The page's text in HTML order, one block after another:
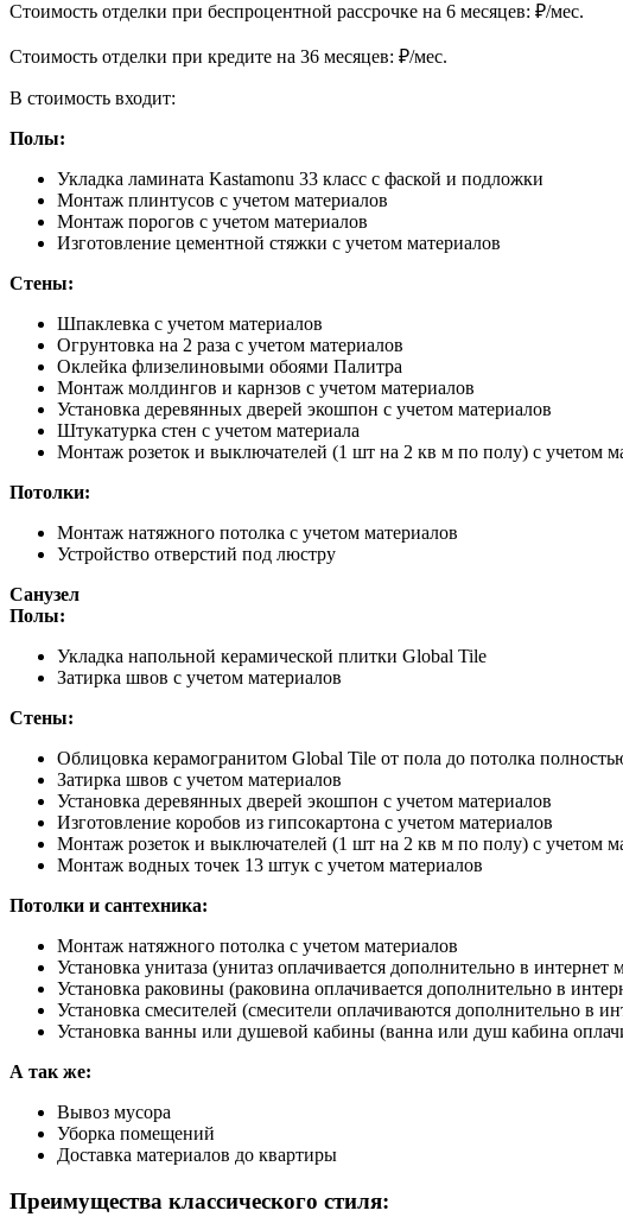
Cтоимость отделки при беспроцентной рассрочке на 6 месяцев: ₽/мес.
Cтоимость отделки при кредите на 36 месяцев: ₽/мес.
В стоимость входит:
Полы:
Укладка ламината Kastamonu 33 класс с фаской и подложки
Монтаж плинтусов с учетом материалов
Монтаж порогов с учетом материалов
Изготовление цементной стяжки с учетом материалов
Стены:
Шпаклевка с учетом материалов
Огрунтовка на 2 раза с учетом материалов
Оклейка флизелиновыми обоями Палитра
Монтаж молдингов и карнзов с учетом материалов
Установка деревянных дверей экошпон с учетом материалов
Штукатурка стен с учетом материала
Монтаж розеток и выключателей (1 шт на 2 кв м по полу) с учетом
Потолки:
Монтаж натяжного потолка с учетом материалов
Устройство отверстий под люстру
Санузел
Полы:
Укладка напольной керамической плитки Global Tile
Затирка швов с учетом материалов
Стены:
Облицовка керамогранитом Global Tile от пола до потолка
Затирка швов с учетом материалов
Установка деревянных дверей экошпон с учетом материалов
Изготовление коробов из гипсокартона с учетом материалов
Монтаж розеток и выключателей (1 шт на 2 кв м по полу) с учетом
Монтаж водных точек 13 штук с учетом материалов
Потолки и сантехника:
Монтаж натяжного потолка с учетом материалов
Установка унитаза (унитаз оплачивается дополнительно в интернет
Установка раковины (раковина оплачивается дополнительно в
Установка смесителей (смесители оплачиваются дополнительно в
Установка ванны или душевой кабины (ванна или душ кабина
А так же:
Вывоз мусора
Уборка помещений
Доставка материалов до квартиры
Преимущества классического стиля: